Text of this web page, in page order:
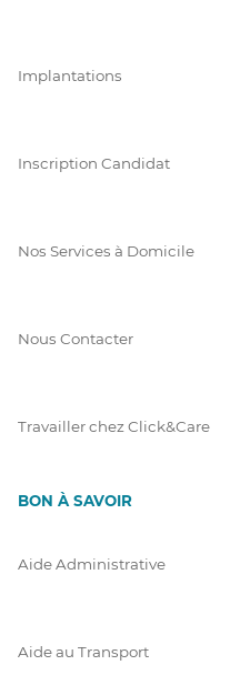
Implantations
Inscription Candidat
Nos Services à Domicile
Nous Contacter
Travailler chez Click&Care
BON À SAVOIR
Aide Administrative
Aide au Transport